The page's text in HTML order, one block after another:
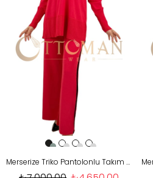
Merserize Triko Pantolonlu Takım Kırmızı OTW2539